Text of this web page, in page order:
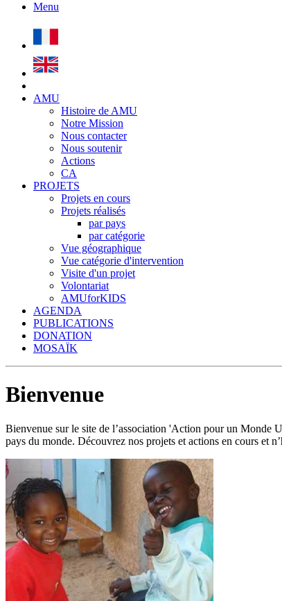
Menu
AMU
Histoire de AMU
Notre Mission
Nous contacter
Nous soutenir
Actions
CA
PROJETS
Projets en cours
Projets réalisés
par pays
par catégorie
Vue géographique
Vue catégorie d'intervention
Visite d'un projet
Volontariat
AMUforKIDS
AGENDA
PUBLICATIONS
DONATION
MOSAÏK
Bienvenue
Bienvenue sur le site de l’association 'Action pour un Monde
pays du monde. Découvrez nos projets et actions en cours et